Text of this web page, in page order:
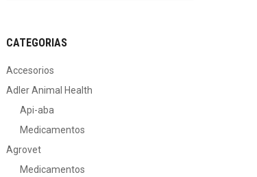
CATEGORIAS
Accesorios
Adler Animal Health
Api-aba
Medicamentos
Agrovet
Medicamentos